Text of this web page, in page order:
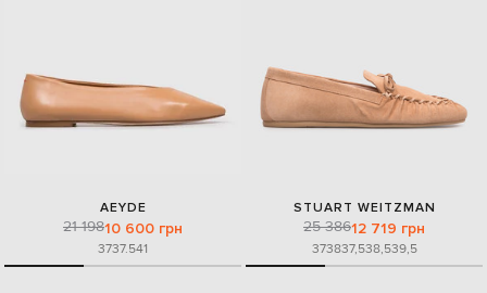
AEYDE
21 19810 600 грн
3737.541
STUART WEITZMAN
25 38612 719 грн
373837,538,539,5